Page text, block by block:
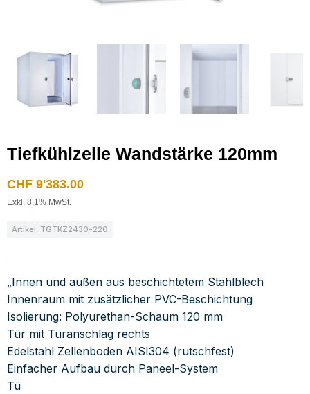
Tiefkühlzelle Wandstärke 120mm
CHF 9'383.00
Exkl. 8,1% MwSt.
Artikel: TGTKZ2430-220
„Innen und außen aus beschichtetem Stahlblech
Innenraum mit zusätzlicher PVC-Beschichtung
Isolierung: Polyurethan-Schaum 120 mm
Tür mit Türanschlag rechts
Edelstahl Zellenboden AISI304 (rutschfest)
Einfacher Aufbau durch Paneel-System
Tü